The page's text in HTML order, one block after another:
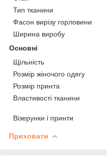
Тип тканини
Фасон вирізу горловини
Ширина виробу
Основні
Щільність
Розмір жіночого одягу
Розмір принта
Властивості тканини
Візерунки і принти
Приховати